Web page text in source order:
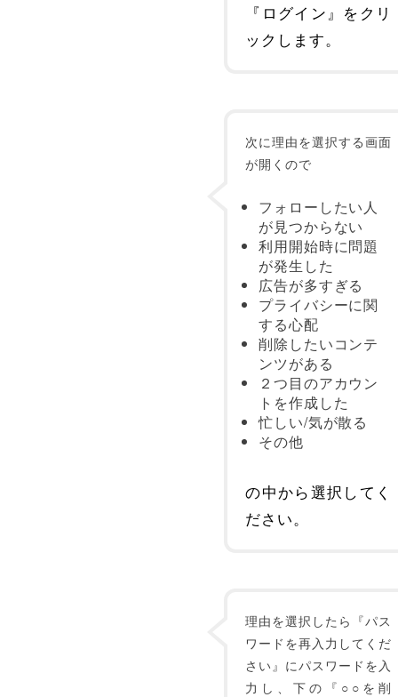
『ログイン』をクリ
ックします。
次に理由を選択する画面
が開くので
フォローしたい人
が見つからない
利用開始時に問題
が発生した
広告が多すぎる
プライバシーに関
する心配
削除したいコンテ
ンツがある
２つ目のアカウン
トを作成した
忙しい/気が散る
その他
の中から選択してく
ださい。
理由を選択したら『パス
ワードを再入力してくだ
さい』にパスワードを入
力し、下の『○○を削